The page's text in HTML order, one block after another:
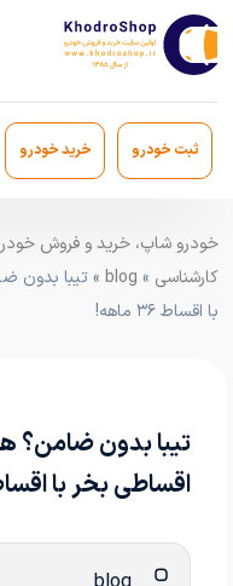
ثبت خودرو خرید خودرو
کارشناسی »
blog » تیبا بدون
با اقساط ۳۶ ماهه!
تیبا بدون ضامن؟
اقساطی بخر با اقساط ۳۶